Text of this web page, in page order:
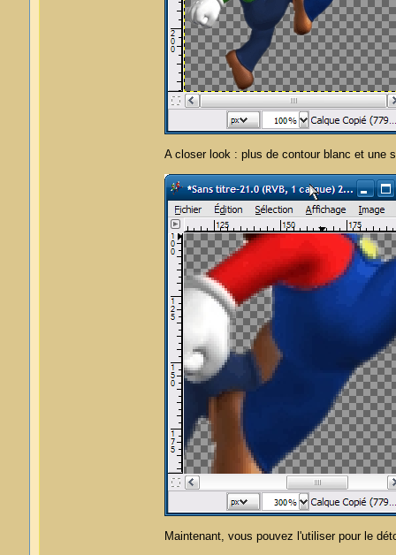
A closer look : plus de contour blanc et une
Maintenant, vous pouvez l'utiliser pour le